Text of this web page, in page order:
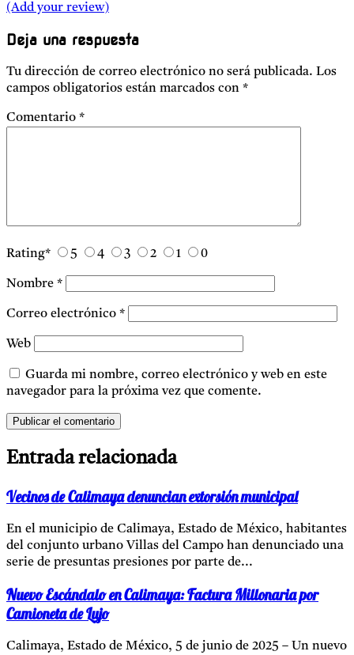
(Add your review)
Deja una respuesta
Tu dirección de correo electrónico no será publicada. Los
campos obligatorios están marcados con *
Comentario *
Rating* 5 4 3 2 1 0
Nombre *
Correo electrónico *
Web
Guarda mi nombre, correo electrónico y web en este
navegador para la próxima vez que comente.
Entrada relacionada
Vecinos de Calimaya denuncian extorsión municipal
En el municipio de Calimaya, Estado de México, habitantes
del conjunto urbano Villas del Campo han denunciado una
serie de presuntas presiones por parte de...
Nuevo Escándalo en Calimaya: Factura Millonaria por
Camioneta de Lujo
Calimaya, Estado de México, 5 de junio de 2025 – Un nuevo